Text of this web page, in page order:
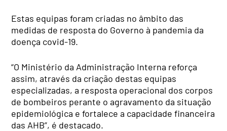
Estas equipas foram criadas no âmbito das
medidas de resposta do Governo à pandemia da
doença covid-19.
“O Ministério da Administração Interna reforça
assim, através da criação destas equipas
especializadas, a resposta operacional dos corpos
de bombeiros perante o agravamento da situação
epidemiológica e fortalece a capacidade financeira
das AHB”, é destacado.